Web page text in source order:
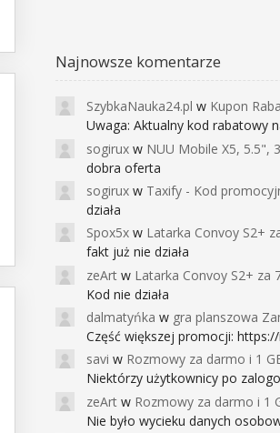
Najnowsze komentarze
SzybkaNauka24.pl w Kupon Rabatowy na Kurs Angielskiego
Uwaga: Aktualny kod rabatowy na
sogirux w NUU Mobile X5, 5.5", 3/32GB, czujnik linii papilarnych, 2950mAh, aparat 13MP
dobra oferta
sogirux w Taxify - Kod
działa
Spox5x w Latarka Convoy S2+ za 7$ - Najniższa
fakt już nie działa
zeArt w Latarka Convoy S2+ za 7$ - Najniższa
Kod nie działa
dalmatyńka w gra planszowa Zamki
Część większej promocji:
savi w Rozmowy za darmo i 1 GB
Niektórzy użytkownicy po
zeArt w Rozmowy za darmo i 1 GB
Nie było wycieku danych osobowych